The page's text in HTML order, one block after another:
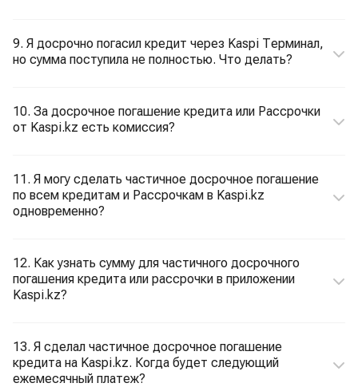
9. Я досрочно погасил кредит через Kaspi Терминал,
но сумма поступила не полностью. Что делать?
10. За досрочное погашение кредита или Рассрочки
от Kaspi.kz есть комиссия?
11. Я могу сделать частичное досрочное погашение
по всем кредитам и Рассрочкам в Kaspi.kz
одновременно?
12. Как узнать сумму для частичного досрочного
погашения кредита или рассрочки в приложении
Kaspi.kz?
13. Я сделал частичное досрочное погашение
кредита на Kaspi.kz. Когда будет следующий
ежемесячный платеж?